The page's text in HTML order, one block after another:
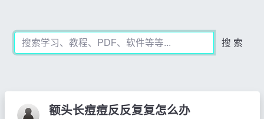
搜 索
额头长痘痘反反复复怎么办